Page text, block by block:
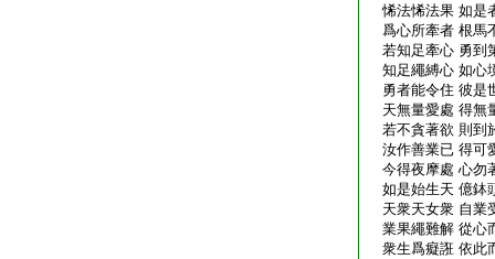
悕法悕法果 如是
爲心所牽者 根馬
若知足牽心 勇到
知足繩縛心 如心
勇者能令住 彼是
天無量愛處 得無
若不貪著欲 則到
汝作善業已 得可
今得夜摩處 心勿
如是始生天 億鉢
天衆天女衆 自業
業果繩難解 從心
衆生爲癡誑 依此